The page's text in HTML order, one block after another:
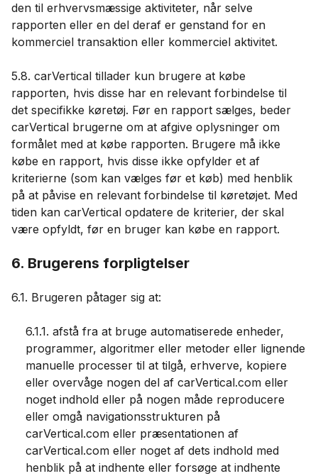
den til erhvervsmæssige aktiviteter, når selve
rapporten eller en del deraf er genstand for en
kommerciel transaktion eller kommerciel aktivitet.
5.8. carVertical tillader kun brugere at købe
rapporten, hvis disse har en relevant forbindelse til
det specifikke køretøj. Før en rapport sælges, beder
carVertical brugerne om at afgive oplysninger om
formålet med at købe rapporten. Brugere må ikke
købe en rapport, hvis disse ikke opfylder et af
kriterierne (som kan vælges før et køb) med henblik
på at påvise en relevant forbindelse til køretøjet. Med
tiden kan carVertical opdatere de kriterier, der skal
være opfyldt, før en bruger kan købe en rapport.
6. Brugerens forpligtelser
6.1. Brugeren påtager sig at:
6.1.1. afstå fra at bruge automatiserede enheder,
programmer, algoritmer eller metoder eller lignende
manuelle processer til at tilgå, erhverve, kopiere
eller overvåge nogen del af carVertical.com eller
noget indhold eller på nogen måde reproducere
eller omgå navigationsstrukturen på
carVertical.com eller præsentationen af ​​
carVertical.com eller noget af dets indhold med
henblik på at indhente eller forsøge at indhente